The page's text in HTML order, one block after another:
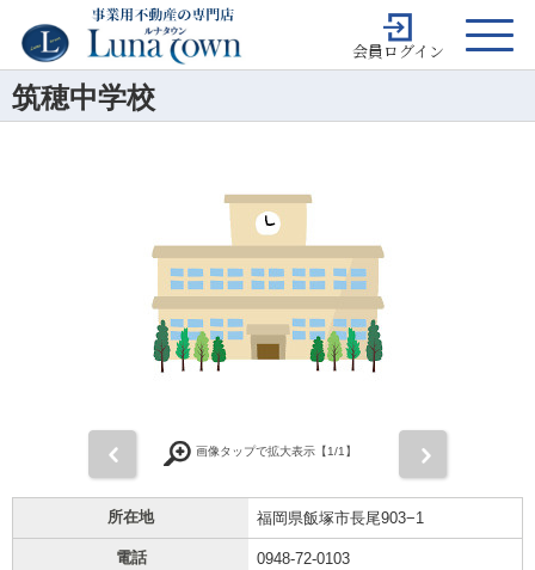
会員ログイン
筑穂中学校
画像タップで拡大表示【1/1】
所在地 福岡県飯塚市長尾903−1
電話 0948-72-0103